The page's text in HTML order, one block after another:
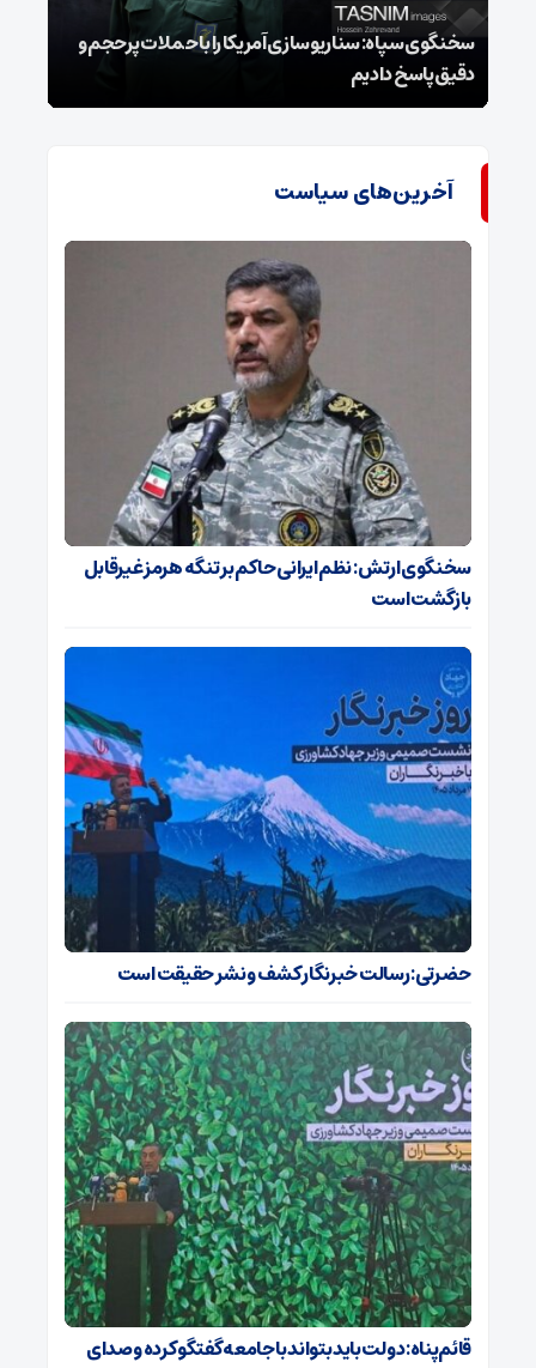
سخنگوی سپاه: سناریوسازی آمریکا را با حملات پرحجم‌‌ و
دقیق‌ پاسخ دادیم
آخرین‌های سیاست
سخنگوی ارتش: نظم ایرانی حاکم بر تنگه هرمز غیرقابل
بازگشت است
حضرتی: رسالت خبرنگار کشف و نشر حقیقت است
قائم‌پناه: دولت باید بتواند با جامعه گفتگو کرده و صدای